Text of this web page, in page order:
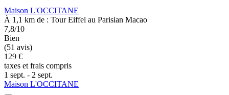
Maison L'OCCITANE
À 1,1 km de : Tour Eiffel au Parisian Macao
7,8/10
Bien
(51 avis)
129 €
taxes et frais compris
1 sept. - 2 sept.
Maison L'OCCITANE